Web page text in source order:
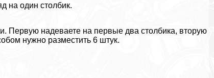
на один столбик.
Первую надеваете на первые два столбика, вторую
нужно разместить 6 штук.